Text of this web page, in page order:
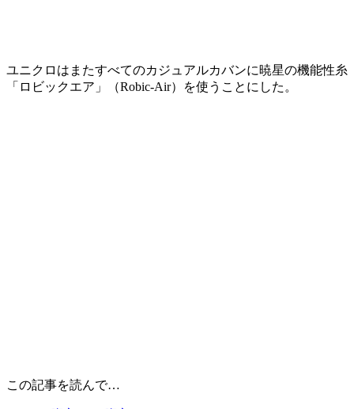
ユニクロはまたすべてのカジュアルカバンに暁星の機能性糸
「ロビックエア」（Robic-Air）を使うことにした。
この記事を読んで…